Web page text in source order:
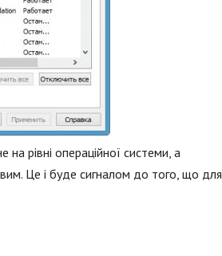
рівні операційної системи, а
Це і буде сигналом до того, що для